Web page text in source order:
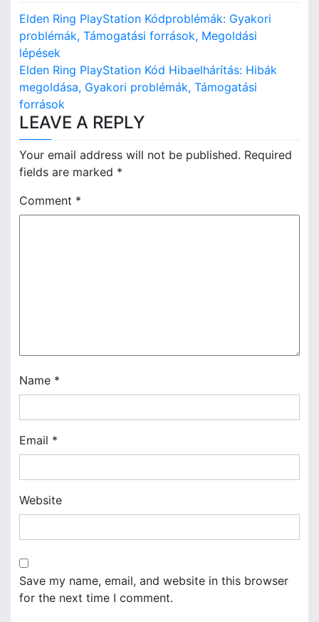
P
o
s
t
n
a
v
i
Elden Ring PlayStation Kódproblémák: Gyakori
problémák, Támogatási források, Megoldási
lépések
Elden Ring PlayStation Kód Hibaelhárítás: Hibák
megoldása, Gyakori problémák, Támogatási
források
LEAVE A REPLY
Your email address will not be published. Required
fields are marked *
Comment *
Name *
Email *
Website
Save my name, email, and website in this browser
for the next time I comment.